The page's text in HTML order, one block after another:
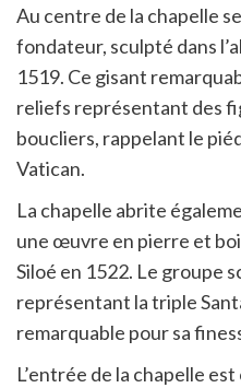
Au centre de la chapelle
fondateur, sculpté dans
1519. Ce gisant
reliefs représentant des
boucliers, rappelant le
Vatican.
La chapelle abrite
une œuvre en pierre et
Siloé en 1522. Le groupe
représentant la triple
remarquable pour sa
L’entrée de la chapelle